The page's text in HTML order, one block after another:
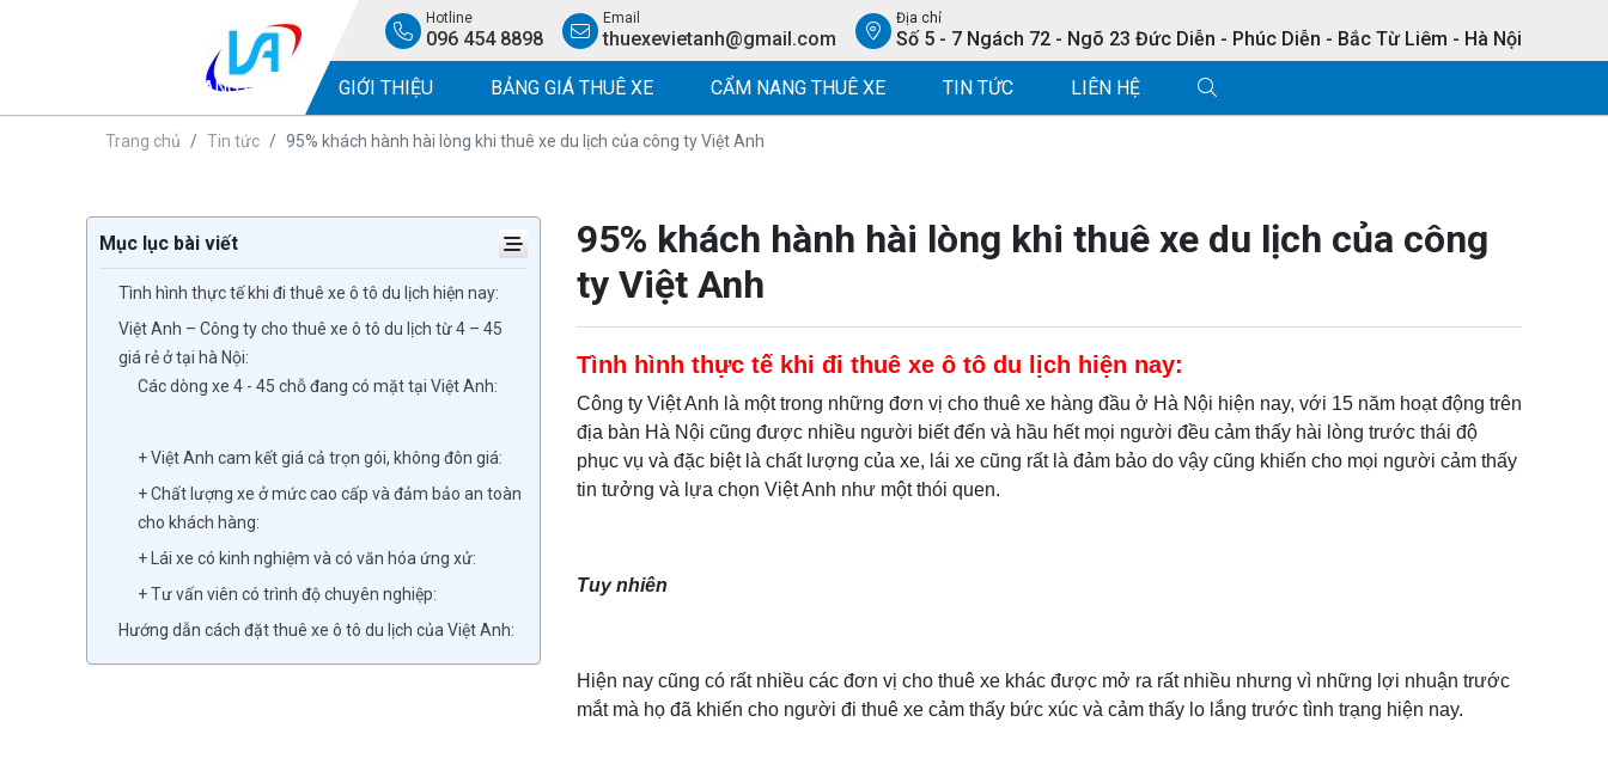
Hotline
096 454 8898
Email
thuexevietanh@gmail.com
Địa chỉ
Số 5 - 7 Ngách 72 - Ngõ 23 Đức Diễn - Phúc Diễn - Bắc Từ Liêm - Hà Nội
TRANG CHỦ GIỚI THIỆU BẢNG GIÁ THUÊ XE CẨM NANG THUÊ XE TIN TỨC LIÊN HỆ
Trang chủ Tin tức 95% khách hành hài lòng khi thuê xe du lịch của công ty Việt Anh
Mục lục bài viết
Tình hình thực tế khi đi thuê xe ô tô du lịch hiện nay:
Việt Anh – Công ty cho thuê xe ô tô du lịch từ 4 – 45
giá rẻ ở tại hà Nội:
Các dòng xe 4 - 45 chỗ đang có mặt tại Việt Anh:
+ Việt Anh cam kết giá cả trọn gói, không đôn giá:
+ Chất lượng xe ở mức cao cấp và đảm bảo an toàn
cho khách hàng:
+ Lái xe có kinh nghiệm và có văn hóa ứng xử:
+ Tư vấn viên có trình độ chuyên nghiệp:
Hướng dẫn cách đặt thuê xe ô tô du lịch của Việt Anh:
95% khách hành hài lòng khi thuê xe du lịch của công
ty Việt Anh
Tình hình thực tế khi đi thuê xe ô tô du lịch hiện nay:
Công ty Việt Anh là một trong những đơn vị cho thuê xe hàng đầu ở Hà Nội hiện nay, với 15 năm hoạt động trên
địa bàn Hà Nội cũng được nhiều người biết đến và hầu hết mọi người đều cảm thấy hài lòng trước thái độ
phục vụ và đặc biệt là chất lượng của xe, lái xe cũng rất là đảm bảo do vậy cũng khiến cho mọi người cảm thấy
tin tưởng và lựa chọn Việt Anh như một thói quen.
Tuy nhiên
Hiện nay cũng có rất nhiều các đơn vị cho thuê xe khác được mở ra rất nhiều nhưng vì những lợi nhuận trước
mắt mà họ đã khiến cho người đi thuê xe cảm thấy bức xúc và cảm thấy lo lắng trước tình trạng hiện nay.